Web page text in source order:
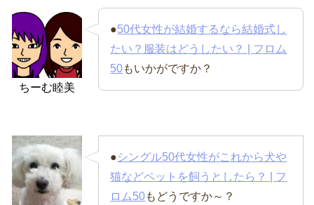
ちーむ睦美
●50代女性が結婚するなら結婚式し
たい？服装はどうしたい？ | フロム
50もいかがですか？
●シングル50代女性がこれから犬や
猫などペットを飼うとしたら？ | フ
ロム50もどうですか～？